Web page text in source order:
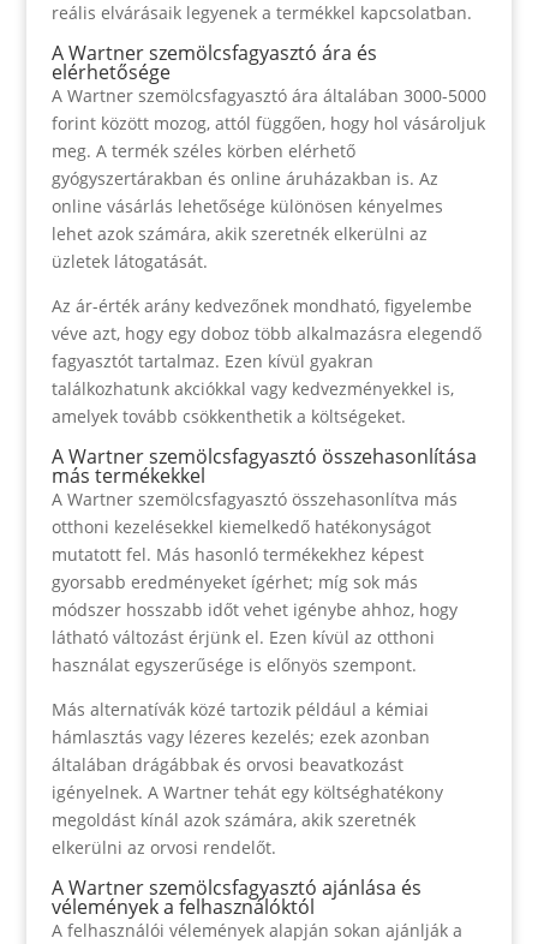
reális elvárásaik legyenek a termékkel kapcsolatban.
A Wartner szemölcsfagyasztó ára és
elérhetősége
A Wartner szemölcsfagyasztó ára általában 3000-5000
forint között mozog, attól függően, hogy hol vásároljuk
meg. A termék széles körben elérhető
gyógyszertárakban és online áruházakban is. Az
online vásárlás lehetősége különösen kényelmes
lehet azok számára, akik szeretnék elkerülni az
üzletek látogatását.
Az ár-érték arány kedvezőnek mondható, figyelembe
véve azt, hogy egy doboz több alkalmazásra elegendő
fagyasztót tartalmaz. Ezen kívül gyakran
találkozhatunk akciókkal vagy kedvezményekkel is,
amelyek tovább csökkenthetik a költségeket.
A Wartner szemölcsfagyasztó összehasonlítása
más termékekkel
A Wartner szemölcsfagyasztó összehasonlítva más
otthoni kezelésekkel kiemelkedő hatékonyságot
mutatott fel. Más hasonló termékekhez képest
gyorsabb eredményeket ígérhet; míg sok más
módszer hosszabb időt vehet igénybe ahhoz, hogy
látható változást érjünk el. Ezen kívül az otthoni
használat egyszerűsége is előnyös szempont.
Más alternatívák közé tartozik például a kémiai
hámlasztás vagy lézeres kezelés; ezek azonban
általában drágábbak és orvosi beavatkozást
igényelnek. A Wartner tehát egy költséghatékony
megoldást kínál azok számára, akik szeretnék
elkerülni az orvosi rendelőt.
A Wartner szemölcsfagyasztó ajánlása és
vélemények a felhasználóktól
A felhasználói vélemények alapján sokan ajánlják a